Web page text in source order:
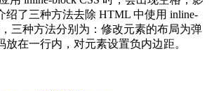
绍了三种方法去除 HTML 中使用 inline-
三种方法分别为：修改元素的布局为弹
放在一行内，对元素设置负内边距。